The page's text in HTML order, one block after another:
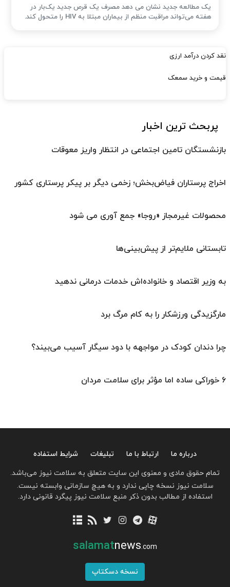
یک مطالعه جدید نشان می دهد مصرف یک قرص جدید یک‌بار در
هفته می‌تواند مراقبت منظم از بیماران مبتلا به HIV را متحول کند.
نقد کردن درآمد ارزی
قیمت و خرید سمعک
پربحث ترین اخبار
بازنشستگان تامین اجتماعی در انتظار واریز معوقات
اخراج پرستاران فیاض‌بخش؛ زخمی دیگر بر پیکر پرستاری کشور
محصولات غیرمجاز «روجا» جمع آوری می شود
تابستانی ملایم‌تر از پیش‌بینی‌ها
به وزیر اقتصاد و خانواده‌اش خدمات درمانی ندهید
مارگزیدگی ورزشکار را به کام مرگ برد
چرا دندان کودک در مواجهه با دود سیگار آسیب می‌بیند؟
۶ خوراکی ساده اما مؤثر برای سلامت مردان
درباره ما ارتباط با ما تبلیغات
شرایط استفاده
تمام حقوق مادی و معنوی این سایت متعلق به سلامت نیوز می‌باشد.
سلامت نیوز نسخه چاپی ندارد و به هیچ سازمانی وابسته نیست.
استفاده از مطالب بدون ذکر منبع سلامت نیوز پیگرد قانونی دارد.
salamatnews.com
نسخه دسکتاپ